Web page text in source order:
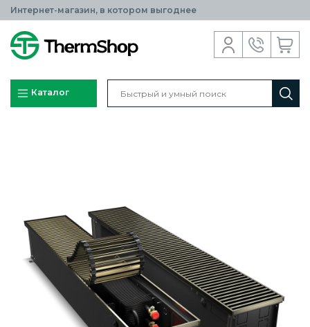
Интернет-магазин, в котором выгоднее
Каталог